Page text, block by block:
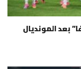
بعد المونديال